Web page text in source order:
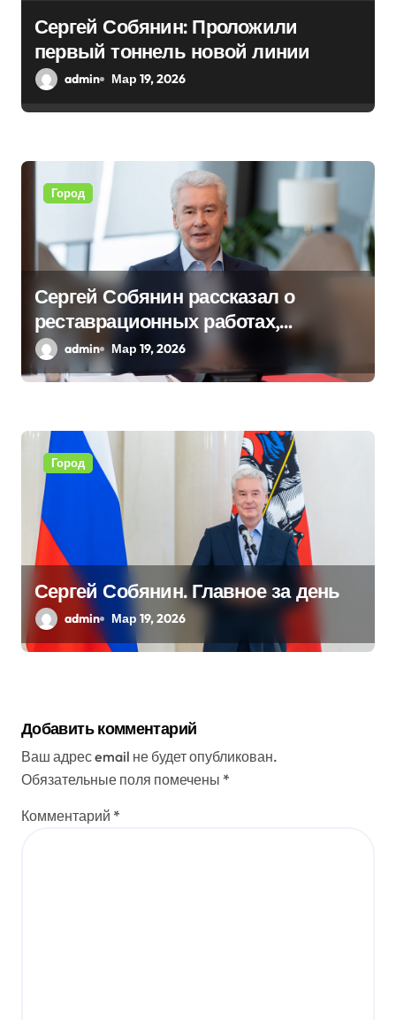
п
и
я
Сергей Собянин: Проложили
первый тоннель новой линии
admin Мар 19, 2026
Город
Сергей Собянин рассказал о
реставрационных работах,
проведенных в столице
admin Мар 19, 2026
Город
Сергей Собянин. Главное за день
admin Мар 19, 2026
Добавить комментарий
Ваш адрес email не будет опубликован.
Обязательные поля помечены *
Комментарий *